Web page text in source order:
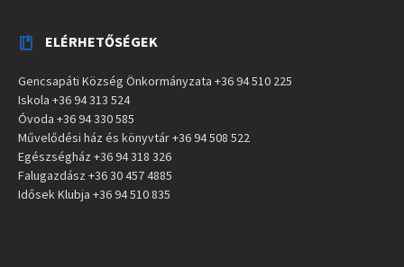
ELÉRHETŐSÉGEK
Gencsapáti Község Önkormányzata +36 94 510 225
Iskola +36 94 313 524
Óvoda +36 94 330 585
Művelődési ház és könyvtár +36 94 508 522
Egészségház +36 94 318 326
Falugazdász +36 30 457 4885
Idősek Klubja +36 94 510 835